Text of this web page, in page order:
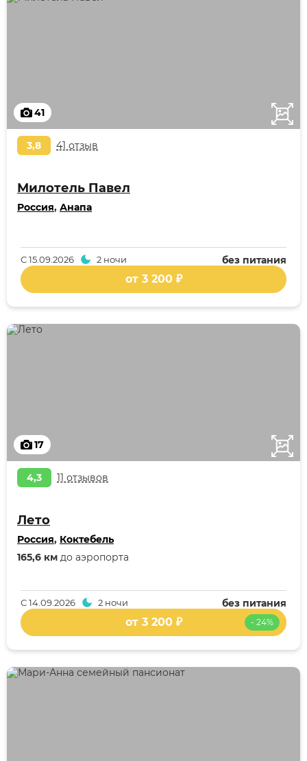
41
3,8 41 отзыв
Милотель Павел
Россия, Анапа
без питания
С15.09.2026 2 ночи
от 3 200 ₽
17
4,3 11 отзывов
Лето
Россия, Коктебель
165,6 км до аэропорта
без питания
С14.09.2026 2 ночи
- 24%
от 3 200 ₽